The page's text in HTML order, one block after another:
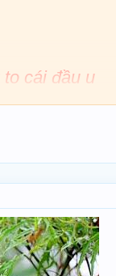
cái đầu u